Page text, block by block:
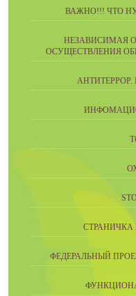
ВАЖНО!!! ЧТО
НЕЗАВИСИМАЯ
ОСУЩЕСТВЛЕНИЯ
СТРАНИЧКА
ФЕДЕРАЛЬНЫЙ